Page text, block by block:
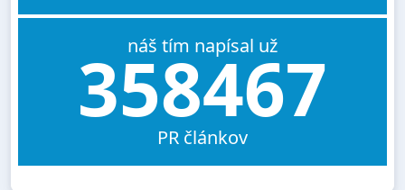
náš tím napísal už
358467
PR článkov